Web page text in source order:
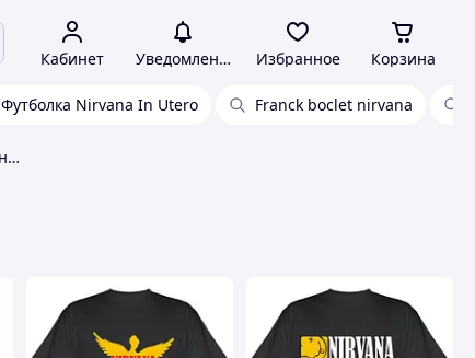
Кабинет Уведомления Избранное Корзина
Футболка Nirvana In Utero Franck boclet nirvana
Футболка нирвана nirvana нирвана nirvana